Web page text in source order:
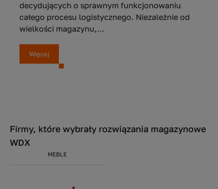
decydujących o sprawnym funkcjonowaniu
całego procesu logistycznego. Niezależnie od
wielkości magazynu,...
Więcej
Firmy, które wybrały rozwiązania magazynowe
WDX
MEBLE